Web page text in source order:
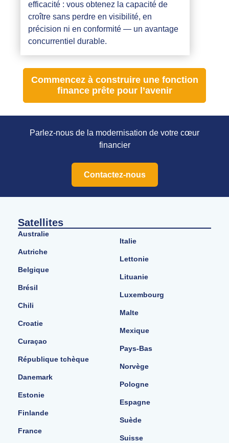
efficacité : vous obtenez la capacité de
croître sans perdre en visibilité, en
précision ni en conformité — un avantage
concurrentiel durable.
Commencez à construire une fonction
finance prête pour l’avenir
Parlez-nous de la modernisation de votre cœur
financier
Contactez-nous
Satellites
Australie
Autriche
Belgique
Brésil
Chili
Croatie
Curaçao
République tchèque
Danemark
Estonie
Finlande
France
Italie
Lettonie
Lituanie
Luxembourg
Malte
Mexique
Pays-Bas
Norvège
Pologne
Espagne
Suède
Suisse